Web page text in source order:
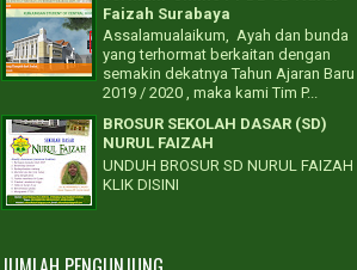
Faizah Surabaya
Assalamualaikum, Ayah dan bunda
yang terhormat berkaitan dengan
semakin dekatnya Tahun Ajaran Baru
2019 / 2020 , maka kami Tim P...
BROSUR SEKOLAH DASAR (SD)
NURUL FAIZAH
UNDUH BROSUR SD NURUL FAIZAH
KLIK DISINI